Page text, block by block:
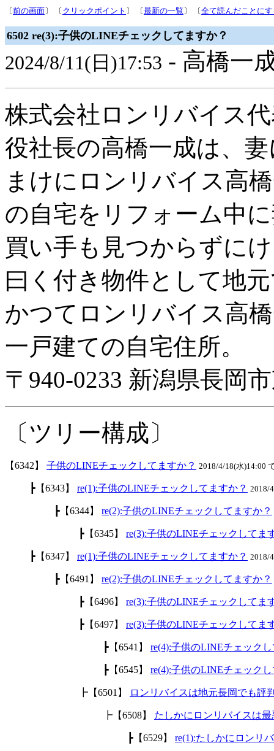
〔前の画面〕 〔 クリックポイント 〕 〔最新の一覧 〕 〔全て読んだことに
6502 re(3):子供のLINEチェックしてますか？
2024/8/11(日)17:53 - 高橋一
株式会社ロンリバイス
役社長の高橋一成は、
まけにロンリバイス高
の自宅をリフォーム中
買い手も見つからずに
曰く付き物件として地
かつてロンリバイス高
一戸建ての自宅住所。
〒940-0233 新潟県長岡
〔ツリー構成〕
【6342】 子供のLINEチェックしてますか？ 2018/4/18(水)14:00
┣【6343】 re(1):子供のLINEチェックしてますか？ 2018/
┣【6344】 re(2):子供のLINEチェックしてますか？
┣【6345】 re(3):子供のLINEチェックしてま
┣【6347】 re(1):子供のLINEチェックしてますか？ 2018/
┣【6491】 re(2):子供のLINEチェックしてますか？
┣【6496】 re(3):子供のLINEチェックしてま
┣【6497】 re(3):子供のLINEチェックしてま
┣【6541】 re(4):子供のLINEチェック
┣【6545】 re(4):子供のLINEチェック
┣【6501】 ロンリバイスは地元長岡でも評
┣【6508】 たしかにロンリバイスは
┣【6529】 re(1):たしかにロンリ